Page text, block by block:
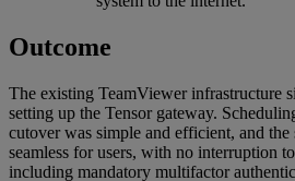
Outcome
The existing TeamViewer infrastructure
setting up the Tensor gateway.
cutover was simple and efficient, and
seamless for users, with no interruption
including mandatory multifactor